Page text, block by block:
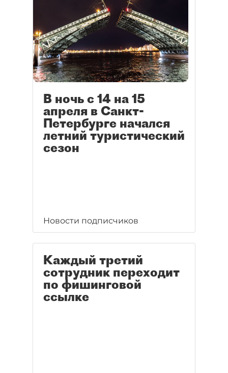
В ночь с 14 на 15
апреля в Санкт-
Петербурге начался
летний туристический
сезон
Новости подписчиков
Каждый третий
сотрудник переходит
по фишинговой
ссылке